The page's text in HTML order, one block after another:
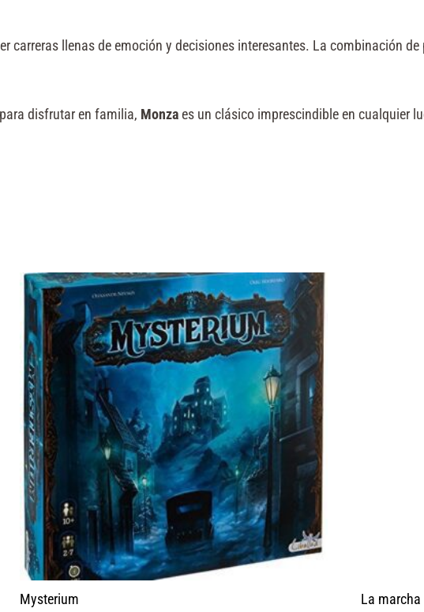
carreras llenas de emoción y decisiones interesantes. La combinación
disfrutar en familia, Monza es un clásico imprescindible en cualquier
Mysterium La